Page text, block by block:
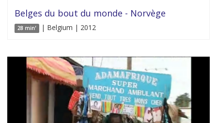
Belges du bout du monde - Norvège
28 min' | Belgium | 2012